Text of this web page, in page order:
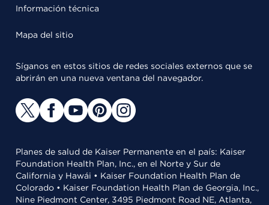
Información técnica
Mapa del sitio
Síganos en estos sitios de redes sociales externos que se
abrirán en una nueva ventana del navegador.
Planes de salud de Kaiser Permanente en el país: Kaiser
Foundation Health Plan, Inc., en el Norte y Sur de
California y Hawái • Kaiser Foundation Health Plan de
Colorado • Kaiser Foundation Health Plan de Georgia, Inc.,
Nine Piedmont Center, 3495 Piedmont Road NE, Atlanta,